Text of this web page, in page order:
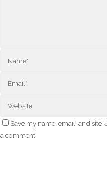
Save my name, email, and site
a comment.